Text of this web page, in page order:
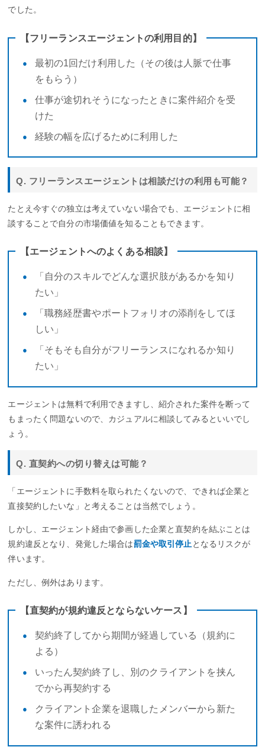
でした。
【フリーランスエージェントの利用目的】
最初の1回だけ利用した（その後は人脈で仕事
をもらう）
仕事が途切れそうになったときに案件紹介を受
けた
経験の幅を広げるために利用した
Q. フリーランスエージェントは相談だけの利用も可能？
たとえ今すぐの独立は考えていない場合でも、エージェントに相
談することで自分の市場価値を知ることもできます。
【エージェントへのよくある相談】
「自分のスキルでどんな選択肢があるかを知り
たい」
「職務経歴書やポートフォリオの添削をしてほ
しい」
「そもそも自分がフリーランスになれるか知り
たい」
エージェントは無料で利用できますし、紹介された案件を断って
もまったく問題ないので、カジュアルに相談してみるといいでし
ょう。
Q. 直契約への切り替えは可能？
「エージェントに手数料を取られたくないので、できれば企業と
直接契約したいな」と考えることは当然でしょう。
しかし、エージェント経由で参画した企業と直契約を結ぶことは
規約違反となり、発覚した場合は罰金や取引停止となるリスクが
伴います。
ただし、例外はあります。
【直契約が規約違反とならないケース】
契約終了してから期間が経過している（規約に
よる）
いったん契約終了し、別のクライアントを挟ん
でから再契約する
クライアント企業を退職したメンバーから新た
な案件に誘われる